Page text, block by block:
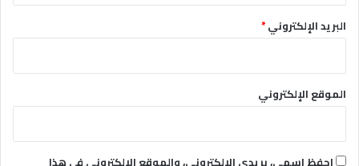
البريد الإلكتروني*
الموقع الإلكتروني
احفظ اسمي، بريدي الإلكتروني، والموقع الإلكتروني في هذا